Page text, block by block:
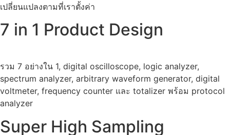
เปลี่ยนแปลงตามที่เราตั้งค่า
7 in 1 Product Design
รวม 7 อย่างใน 1, digital oscilloscope, logic analyzer,
spectrum analyzer, arbitrary waveform generator, digital
voltmeter, frequency counter และ totalizer พร้อม protocol
analyzer
Super High Sampling